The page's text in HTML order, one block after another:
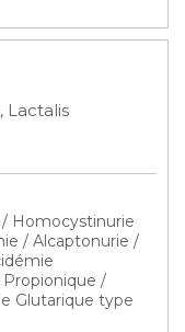
Lactalis
Homocystinurie
/ Alcaptonurie /
/
Glutarique type